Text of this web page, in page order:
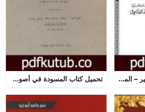
تحميل كتاب بدائع التفسير – المجلد الثالث PDF تأليف شمس الدين ابن قيم الجوزية مجانا [كامل] تحميل كتاب المسودة في أصول الفقه PDF تأليف ابن تيمية مجانا [كامل]